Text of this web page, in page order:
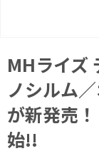
MHライズ
ノシルム
が新発売
始!!